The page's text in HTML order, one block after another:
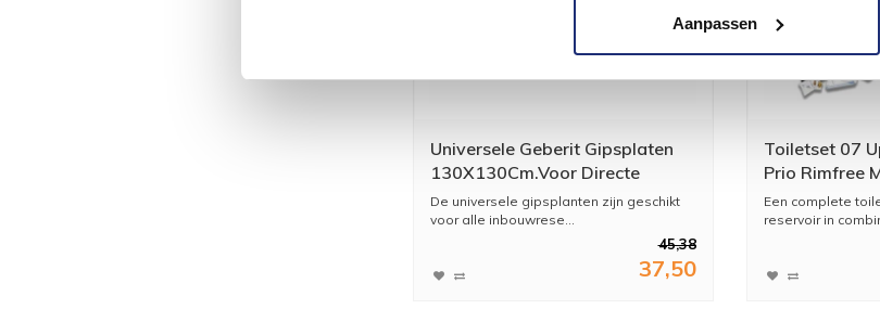
Aanpassen
Universele Geberit Gipsplaten
130X130Cm.Voor Directe
Afbouw
De universele gipsplanten zijn geschikt
voor alle inbouwrese...
45,38
37,50
Toiletset 07
Prio Rimfree
Drukplaat
Een complete
reservoir in